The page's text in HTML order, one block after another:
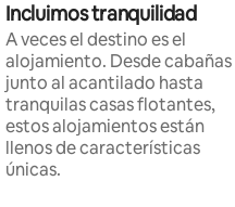
Incluimos tranquilidad
A veces el destino es el
alojamiento. Desde cabañas
junto al acantilado hasta
tranquilas casas flotantes,
estos alojamientos están
llenos de características
únicas.